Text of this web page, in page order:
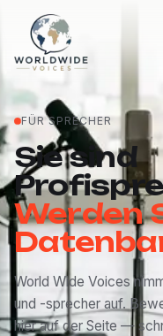
FÜR SPRECHER
Sie sind
Werden
World Wide Voices
und -sprecher auf.
hier auf der Seite —